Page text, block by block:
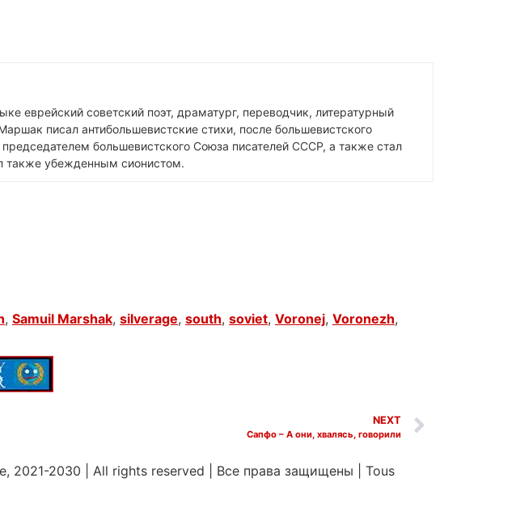
еврейский советский поэт, драматург, переводчик, литературный
писал антибольшевистские стихи, после большевистского
большевистского Союза писателей СССР, а также стал
также убежденным сионистом.
, Samuil Marshak, silverage, south, soviet, Voronej, Voronezh,
NEXT
Сапфо – А они, хвалясь, говорили
2021-2030 All rights reserved Все права защищены
Tous